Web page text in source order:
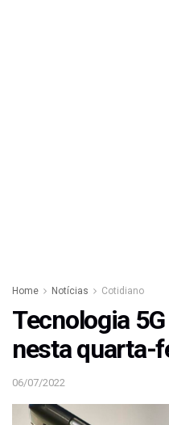
Home Notícias Cotidiano
Tecnologia
nesta quarta-
06/07/2022